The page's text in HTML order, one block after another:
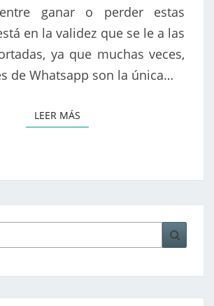
ganar o perder estas
en la validez que se le a las
ya que muchas veces,
de Whatsapp son la única…
LEER MÁS